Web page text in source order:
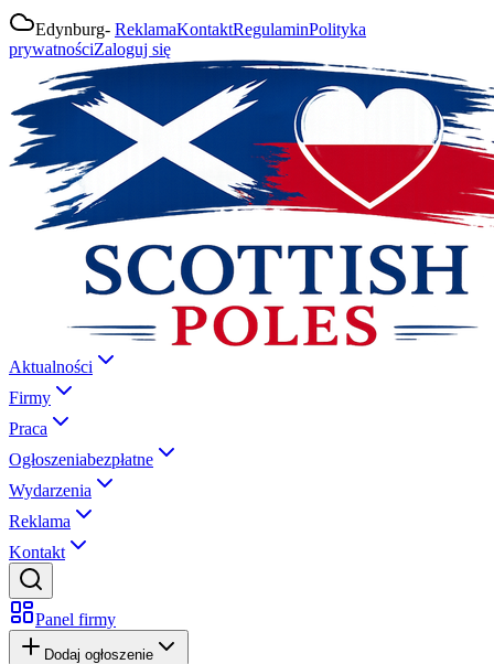
Edynburg- ReklamaKontaktRegulaminPolityka
prywatnościZaloguj się
Aktualności
Firmy
Praca
Ogłoszeniabezpłatne
Wydarzenia
Reklama
Kontakt
Panel firmy
Dodaj ogłoszenie